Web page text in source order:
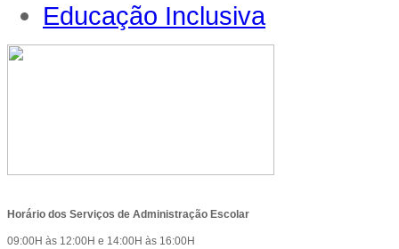
Educação Inclusiva
Horário dos Serviços de Administração Escolar
09:00H às 12:00H e 14:00H às 16:00H